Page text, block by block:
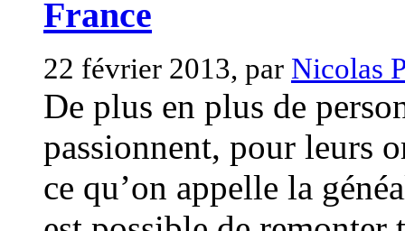
France
22 février 2013, par Nicolas
De plus en plus de
passionnent, pour leurs
ce qu’on appelle la